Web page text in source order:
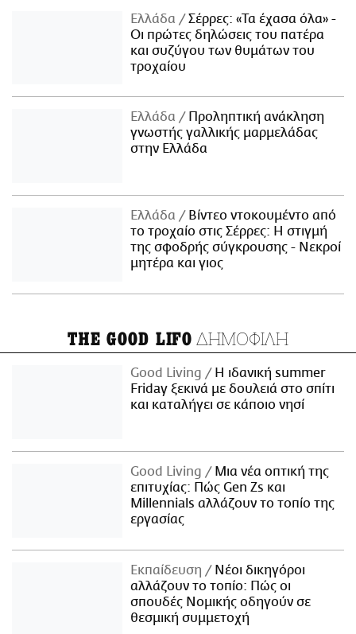
Ελλάδα
Σέρρες: «Τα έχασα όλα» -
Οι πρώτες δηλώσεις του πατέρα
και συζύγου των θυμάτων του
τροχαίου
Ελλάδα
Προληπτική ανάκληση
γνωστής γαλλικής μαρμελάδας
στην Ελλάδα
Ελλάδα
Βίντεο ντοκουμέντο από
το τροχαίο στις Σέρρες: Η στιγμή
της σφοδρής σύγκρουσης - Νεκροί
μητέρα και γιος
THE GOOD LIFO ΔΗΜΟΦΙΛΗ
Good Living
Η ιδανική summer
Friday ξεκινά με δουλειά στο σπίτι
και καταλήγει σε κάποιο νησί
Good Living
Μια νέα οπτική της
επιτυχίας: Πώς Gen Zs και
Millennials αλλάζουν το τοπίο της
εργασίας
Εκπαίδευση
Νέοι δικηγόροι
αλλάζουν το τοπίο: Πώς οι
σπουδές Νομικής οδηγούν σε
θεσμική συμμετοχή